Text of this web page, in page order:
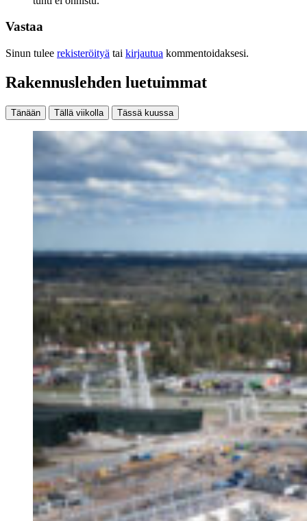
Vastaa
Sinun tulee rekisteröityä tai kirjautua kommentoidaksesi.
Rakennuslehden luetuimmat
Tänään Tällä viikolla Tässä kuussa